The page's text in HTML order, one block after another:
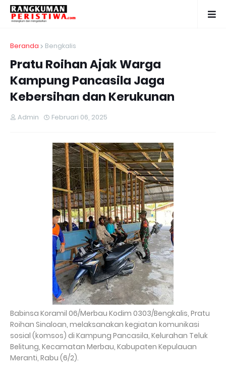
Beranda Bengkalis
Pratu Roihan Ajak Warga
Kampung Pancasila Jaga
Kebersihan dan Kerukunan
Admin Februari 06, 2025
Babinsa Koramil 06/Merbau Kodim 0303/Bengkalis, Pratu
Roihan Sinaloan, melaksanakan kegiatan komunikasi
sosial (komsos) di Kampung Pancasila, Kelurahan Teluk
Belitung, Kecamatan Merbau, Kabupaten Kepulauan
Meranti, Rabu (6/2).